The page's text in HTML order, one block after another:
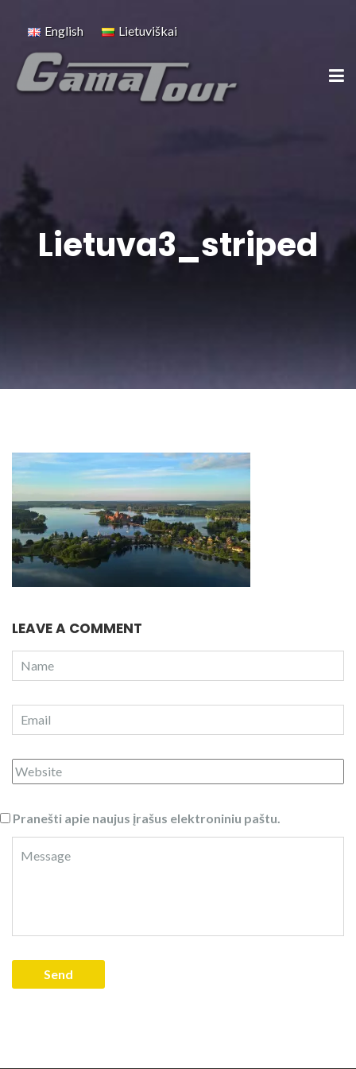
English Lietuviškai
Lietuva3_striped
LEAVE A COMMENT
Pranešti apie naujus įrašus elektroniniu paštu.